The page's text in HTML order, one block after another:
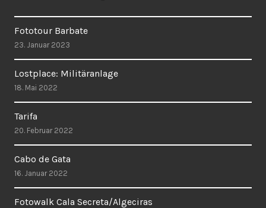
Fototour Barbate
23. Januar 2023
Lostplace: Militäranlage
18. Mai 2022
Tarifa
20. Februar 2022
Cabo de Gata
16. Januar 2022
Fotowalk Cala Secreta/Algeciras